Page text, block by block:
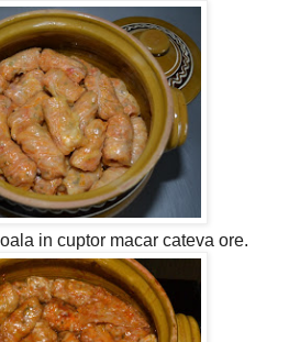
in cuptor macar cateva ore.